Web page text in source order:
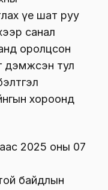
үе шат руу
санал
оролцсон
дэмжсэн тул
хороонд
2025 оны 07
байдлын